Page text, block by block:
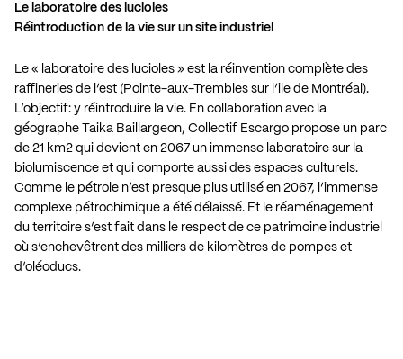
Le laboratoire des lucioles
Réintroduction de la vie sur un site industriel
Le « laboratoire des lucioles » est la réinvention complète des
raffineries de l’est (Pointe-aux-Trembles sur l’ile de Montréal).
L’objectif: y réintroduire la vie. En collaboration avec la
géographe Taika Baillargeon, Collectif Escargo propose un parc
de 21 km2 qui devient en 2067 un immense laboratoire sur la
biolumiscence et qui comporte aussi des espaces culturels.
Comme le pétrole n’est presque plus utilisé en 2067, l’immense
complexe pétrochimique a été délaissé. Et le réaménagement
du territoire s’est fait dans le respect de ce patrimoine industriel
où s’enchevêtrent des milliers de kilomètres de pompes et
d’oléoducs.